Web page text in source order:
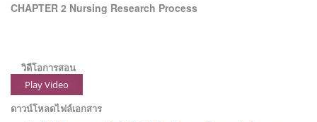
CHAPTER 2 Nursing Research Process
วิดีโอการสอน
Play Video
ดาวน์โหลดไฟล์เอกสาร